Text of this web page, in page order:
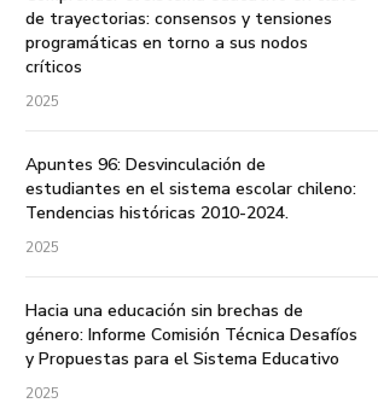
de trayectorias: consensos y tensiones
programáticas en torno a sus nodos
críticos
2025
Apuntes 96: Desvinculación de
estudiantes en el sistema escolar chileno:
Tendencias históricas 2010-2024.
2025
Hacia una educación sin brechas de
género: Informe Comisión Técnica Desafíos
y Propuestas para el Sistema Educativo
2025